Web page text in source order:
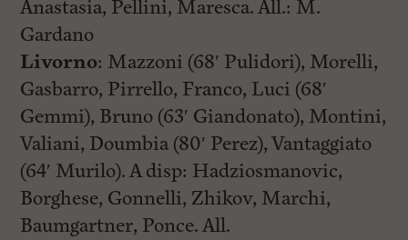
Anastasia, Pellini, Maresca. All.: M.
Gardano
Livorno: Mazzoni (68′ Pulidori), Morelli,
Gasbarro, Pirrello, Franco, Luci (68′
Gemmi), Bruno (63′ Giandonato), Montini,
Valiani, Doumbia (80′ Perez), Vantaggiato
(64′ Murilo). A disp: Hadziosmanovic,
Borghese, Gonnelli, Zhikov, Marchi,
Baumgartner, Ponce. All.